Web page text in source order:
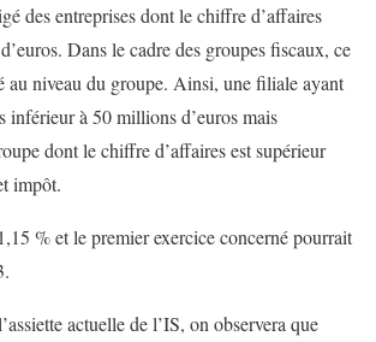
des entreprises dont le chiffre d’affaires
Dans le cadre des groupes fiscaux, ce
au niveau du groupe. Ainsi, une filiale ayant
inférieur à 50 millions d’euros mais
dont le chiffre d’affaires est supérieur
impôt.
% et le premier exercice concerné pourrait
actuelle de l’IS, on observera que